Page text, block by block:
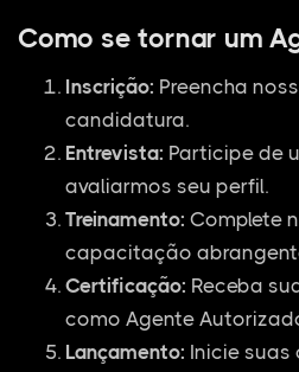
Como se tornar um
Inscrição: Preencha
candidatura.
Entrevista: Participe de
avaliarmos seu perfil.
Treinamento: Complete
capacitação
Certificação: Receba
como Agente
Lançamento: Inicie